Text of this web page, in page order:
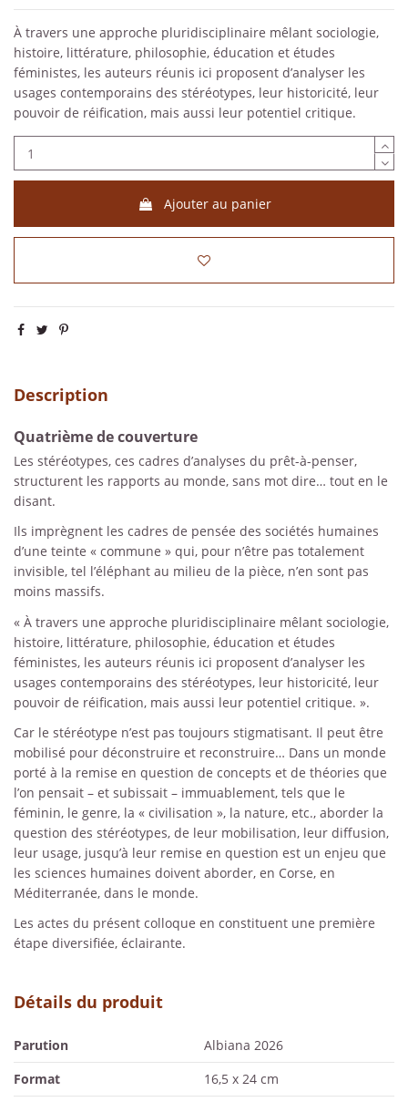
À travers une approche pluridisciplinaire mêlant sociologie,
histoire, littérature, philosophie, éducation et études
féministes, les auteurs réunis ici proposent d’analyser les
usages contemporains des stéréotypes, leur historicité, leur
pouvoir de réification, mais aussi leur potentiel critique.
Ajouter au panier
Description
Quatrième de couverture
Les stéréotypes, ces cadres d’analyses du prêt-à-penser,
structurent les rapports au monde, sans mot dire… tout en le
disant.
Ils imprègnent les cadres de pensée des sociétés humaines
d’une teinte « commune » qui, pour n’être pas totalement
invisible, tel l’éléphant au milieu de la pièce, n’en sont pas
moins massifs.
« À travers une approche pluridisciplinaire mêlant sociologie,
histoire, littérature, philosophie, éducation et études
féministes, les auteurs réunis ici proposent d’analyser les
usages contemporains des stéréotypes, leur historicité, leur
pouvoir de réification, mais aussi leur potentiel critique. ».
Car le stéréotype n’est pas toujours stigmatisant. Il peut être
mobilisé pour déconstruire et reconstruire… Dans un monde
porté à la remise en question de concepts et de théories que
l’on pensait – et subissait – immuablement, tels que le
féminin, le genre, la « civilisation », la nature, etc., aborder la
question des stéréotypes, de leur mobilisation, leur diffusion,
leur usage, jusqu’à leur remise en question est un enjeu que
les sciences humaines doivent aborder, en Corse, en
Méditerranée, dans le monde.
Les actes du présent colloque en constituent une première
étape diversifiée, éclairante.
Détails du produit
Parution
Albiana 2026
Format
16,5 x 24 cm